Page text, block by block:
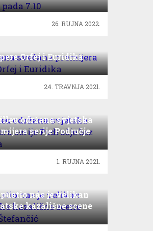
26. RUJNA 2022.
Orfej i Euridika
24. TRAVNJA 2021.
održana svjetska
serije Područje
bez signala
1. RUJNA 2021.
nas je velikan
kazališne scene
Vlado Štefančić